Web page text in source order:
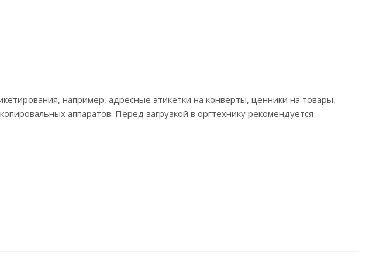
например, адресные этикетки на конверты, ценники на товары,
аппаратов. Перед загрузкой в оргтехнику рекомендуется